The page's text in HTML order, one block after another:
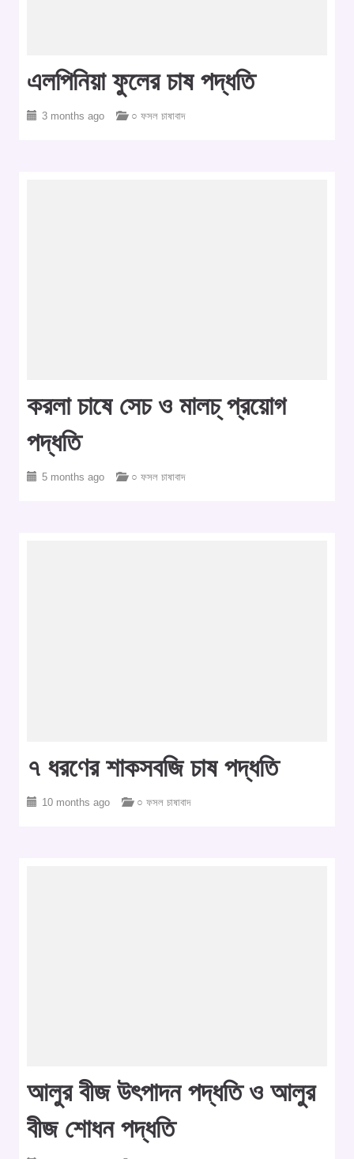
এলপিনিয়া ফুলের চাষ পদ্ধতি
3 months ago ○ ফসল চাষাবাদ
করলা চাষে সেচ ও মালচ্ প্রয়োগ
পদ্ধতি
5 months ago ○ ফসল চাষাবাদ
৭ ধরণের শাকসবজি চাষ পদ্ধতি
10 months ago ○ ফসল চাষাবাদ
আলুর বীজ উৎপাদন পদ্ধতি ও আলুর
বীজ শোধন পদ্ধতি